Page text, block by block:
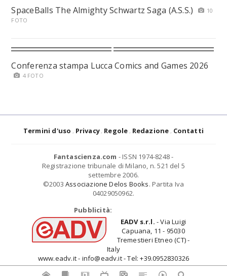
SpaceBalls The Almighty Schwartz Saga (A.S.S.)
10
FOTO
Conferenza stampa Lucca Comics and Games 2026
4 FOTO
Termini d'uso Privacy Regole Redazione Contatti
Fantascienza.com - ISSN 1974-8248 -
Registrazione tribunale di Milano, n. 521 del 5
settembre 2006.
©2003 Associazione Delos Books. Partita Iva
04029050962.
Pubblicità:
EADV s.r.l. - Via Luigi
Capuana, 11 - 95030
Tremestieri Etneo (CT) -
Italy
www.eadv.it - info@eadv.it - Tel: +39.0952830326